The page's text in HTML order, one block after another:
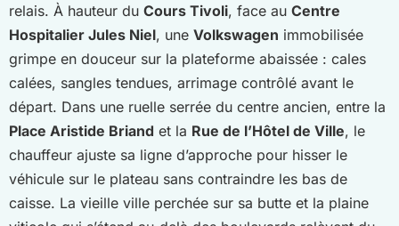
relais. À hauteur du Cours Tivoli, face au Centre
Hospitalier Jules Niel, une Volkswagen immobilisée
grimpe en douceur sur la plateforme abaissée : cales
calées, sangles tendues, arrimage contrôlé avant le
départ. Dans une ruelle serrée du centre ancien, entre la
Place Aristide Briand et la Rue de l’Hôtel de Ville, le
chauffeur ajuste sa ligne d’approche pour hisser le
véhicule sur le plateau sans contraindre les bas de
caisse. La vieille ville perchée sur sa butte et la plaine